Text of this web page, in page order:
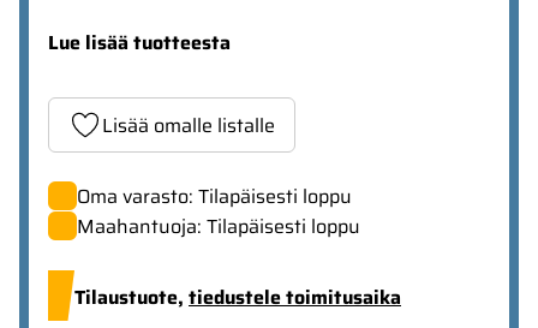
Lue lisää tuotteesta
Lisää omalle listalle
Oma varasto: Tilapäisesti loppu
Maahantuoja: Tilapäisesti loppu
Tilaustuote, tiedustele toimitusaika